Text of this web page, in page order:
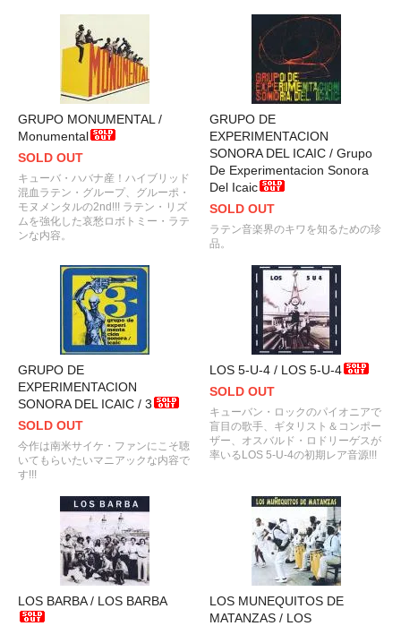
GRUPO MONUMENTAL /
Monumental
SOLD OUT
キューバ・ハバナ産！ハイブリッド
混血ラテン・グループ、グルーポ・
モヌメンタルの2nd!!! ラテン・リズ
ムを強化した哀愁ロボトミー・ラテ
ンな内容。
GRUPO DE
EXPERIMENTACION
SONORA DEL ICAIC / Grupo
De Experimentacion Sonora
Del Icaic
SOLD OUT
ラテン音楽界のキワを知るための珍
品。
GRUPO DE
EXPERIMENTACION
SONORA DEL ICAIC / 3
SOLD OUT
今作は南米サイケ・ファンにこそ聴
いてもらいたいマニアックな内容で
す!!!
LOS 5-U-4 / LOS 5-U-4
SOLD OUT
キューバン・ロックのパイオニアで
盲目の歌手、ギタリスト＆コンポー
ザー、オスバルド・ロドリーゲスが
率いるLOS 5-U-4の初期レア音源!!!
LOS BARBA / LOS BARBA
LOS MUNEQUITOS DE
MATANZAS / LOS